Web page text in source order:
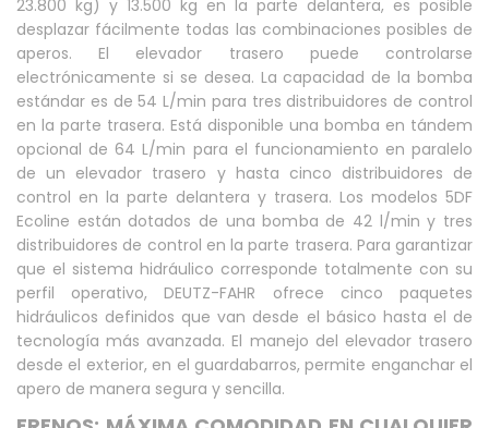
23.800 kg) y 13.500 kg en la parte delantera, es posible
desplazar fácilmente todas las combinaciones posibles de
aperos. El elevador trasero puede controlarse
electrónicamente si se desea. La capacidad de la bomba
estándar es de 54 L/min para tres distribuidores de control
en la parte trasera. Está disponible una bomba en tándem
opcional de 64 L/min para el funcionamiento en paralelo
de un elevador trasero y hasta cinco distribuidores de
control en la parte delantera y trasera. Los modelos 5DF
Ecoline están dotados de una bomba de 42 l/min y tres
distribuidores de control en la parte trasera. Para garantizar
que el sistema hidráulico corresponde totalmente con su
perfil operativo, DEUTZ-FAHR ofrece cinco paquetes
hidráulicos definidos que van desde el básico hasta el de
tecnología más avanzada. El manejo del elevador trasero
desde el exterior, en el guardabarros, permite enganchar el
apero de manera segura y sencilla.